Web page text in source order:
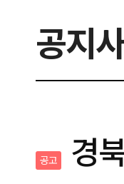
공지
공고
경